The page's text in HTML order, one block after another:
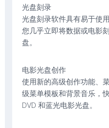
光盘刻录
光盘刻录软件具有易于使
您几乎立即将数据或电影
盘。
电影光盘创作
使用新的高级创作功能、
级菜单模板和背景音乐，
DVD 和蓝光电影光盘。